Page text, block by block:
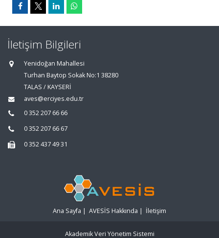
İletişim Bilgileri
Yenidoğan Mahallesi
Turhan Baytop Sokak No:1 38280
TALAS / KAYSERİ
aves@erciyes.edu.tr
0 352 207 66 66
0 352 207 66 67
0 352 437 49 31
Ana Sayfa | AVESİS Hakkında | İletişim
Akademik Veri Yönetim Sistemi